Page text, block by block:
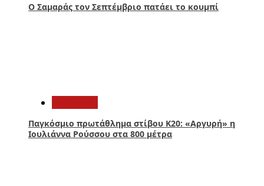
Ο Σαμαράς τον Σεπτέμβριο πατάει το κουμπί
Παγκόσμιο πρωτάθλημα στίβου Κ20: «Αργυρή» η
Ιουλιάννα Ρούσσου στα 800 μέτρα